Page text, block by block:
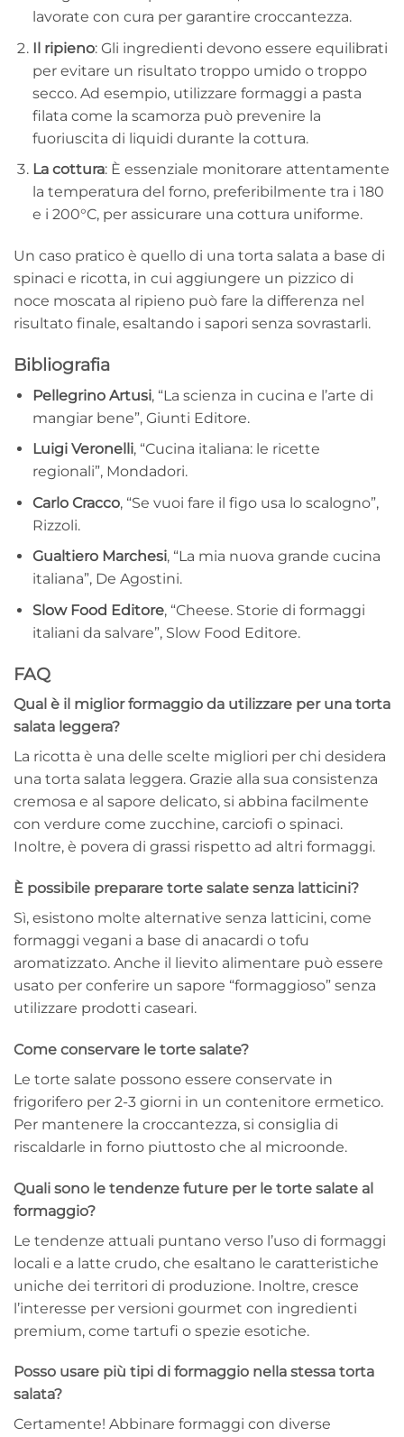
lavorate con cura per garantire croccantezza.
Il ripieno: Gli ingredienti devono essere equilibrati
per evitare un risultato troppo umido o troppo
secco. Ad esempio, utilizzare formaggi a pasta
filata come la scamorza può prevenire la
fuoriuscita di liquidi durante la cottura.
La cottura: È essenziale monitorare attentamente
la temperatura del forno, preferibilmente tra i 180
e i 200°C, per assicurare una cottura uniforme.
Un caso pratico è quello di una torta salata a base di
spinaci e ricotta, in cui aggiungere un pizzico di
noce moscata al ripieno può fare la differenza nel
risultato finale, esaltando i sapori senza sovrastarli.
Bibliografia
Pellegrino Artusi, “La scienza in cucina e l’arte di
mangiar bene”, Giunti Editore.
Luigi Veronelli, “Cucina italiana: le ricette
regionali”, Mondadori.
Carlo Cracco, “Se vuoi fare il figo usa lo scalogno”,
Rizzoli.
Gualtiero Marchesi, “La mia nuova grande cucina
italiana”, De Agostini.
Slow Food Editore, “Cheese. Storie di formaggi
italiani da salvare”, Slow Food Editore.
FAQ
Qual è il miglior formaggio da utilizzare per una torta
salata leggera?
La ricotta è una delle scelte migliori per chi desidera
una torta salata leggera. Grazie alla sua consistenza
cremosa e al sapore delicato, si abbina facilmente
con verdure come zucchine, carciofi o spinaci.
Inoltre, è povera di grassi rispetto ad altri formaggi.
È possibile preparare torte salate senza latticini?
Sì, esistono molte alternative senza latticini, come
formaggi vegani a base di anacardi o tofu
aromatizzato. Anche il lievito alimentare può essere
usato per conferire un sapore “formaggioso” senza
utilizzare prodotti caseari.
Come conservare le torte salate?
Le torte salate possono essere conservate in
frigorifero per 2-3 giorni in un contenitore ermetico.
Per mantenere la croccantezza, si consiglia di
riscaldarle in forno piuttosto che al microonde.
Quali sono le tendenze future per le torte salate al
formaggio?
Le tendenze attuali puntano verso l’uso di formaggi
locali e a latte crudo, che esaltano le caratteristiche
uniche dei territori di produzione. Inoltre, cresce
l’interesse per versioni gourmet con ingredienti
premium, come tartufi o spezie esotiche.
Posso usare più tipi di formaggio nella stessa torta
salata?
Certamente! Abbinare formaggi con diverse